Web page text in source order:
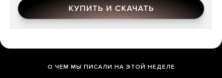
О ЧЕМ МЫ ПИСАЛИ НА ЭТОЙ НЕДЕЛЕ